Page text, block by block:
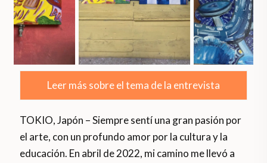
Leer más sobre el tema de la entrevista
TOKIO, Japón – Siempre sentí una gran pasión por
el arte, con un profundo amor por la cultura y la
educación. En abril de 2022, mi camino me llevó a